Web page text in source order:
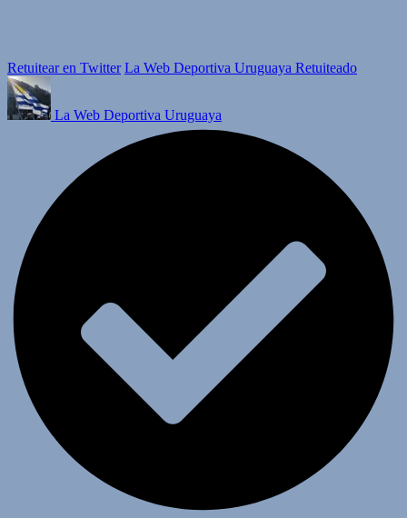
Retuitear en Twitter La Web Deportiva Uruguaya Retuiteado
La Web Deportiva Uruguaya